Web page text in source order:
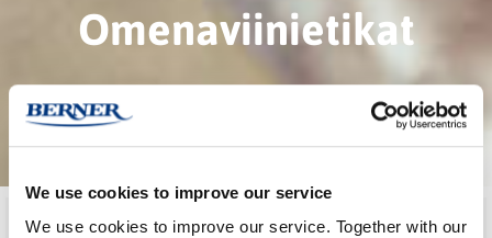
We use cookies to improve our service
We use cookies to improve our service. Together with our
Omenaviinietikat